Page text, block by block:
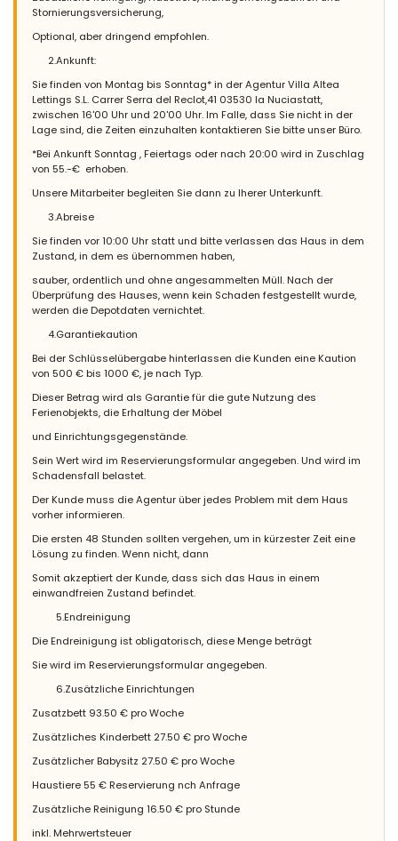
Aperturen, das Badezimmer ist etwas veraltet und das
Schaumbad hat nicht funktioniert
- 10,0
Familien mit älteren Kindern - August 2015 - Spanien :
(Originaltext)
mucha sensación de privacidad.
(Übersetzt von Google)
Das Haus ist wunderbar: sehr komfortabel und mit allem, was
Sie brauchen, ein großes Gefühl von Privatsphäre.
- 10,0
Familien mit kleinen Kindern - Juni 2015 - Belgien :
(Originaltext)
Finca Nora is super !!! Rustig gelegen, goed onderhouden, alles
aanwezig wat je nodig hebt tijdens je vakantie, helemaal
omheind zodat je alle privacy hebt, een groot zwembad, ... Geen
enkel minpunt bij deze villa.
Finca Nora is een super villa tegen een goede prijs !!! Goed
onderhouden en van alles voorzien wat je nodig hebt .
(Übersetzt von Google)
Finca Nora ist super!!! Ruhig gelegen, gepflegt, alles, was Sie
während Ihres Urlaubs brauchen, komplett eingezäunt, damit
dieser Villa gibt es überhaupt keine Mängel.
Finca Nora ist eine Supervilla zu einem guten Preis!!! Gut gepflegt
und mit allem ausgestattet was man braucht.
Stornierungsversicherung,
Optional, aber dringend empfohlen.
2.Ankunft:
Sie finden von Montag bis Sonntag* in der Agentur Villa Altea
Lettings S.L. Carrer Serra del Reclot,41 03530 la Nuciastatt,
zwischen 16'00 Uhr und 20'00 Uhr. Im Falle, dass Sie nicht in der
Lage sind, die Zeiten einzuhalten kontaktieren Sie bitte unser Büro.
*Bei Ankunft Sonntag , Feiertags oder nach 20:00 wird in Zuschlag
von 55.-€ erhoben.
Unsere Mitarbeiter begleiten Sie dann zu Iherer Unterkunft.
3.Abreise
Sie finden vor 10:00 Uhr statt und bitte verlassen das Haus in dem
Zustand, in dem es übernommen haben,
sauber, ordentlich und ohne angesammelten Müll. Nach der
Überprüfung des Hauses, wenn kein Schaden festgestellt wurde,
werden die Depotdaten vernichtet.
4.Garantiekaution
Bei der Schlüsselübergabe hinterlassen die Kunden eine Kaution
von 500 € bis 1000 €, je nach Typ.
Dieser Betrag wird als Garantie für die gute Nutzung des
Ferienobjekts, die Erhaltung der Möbel
und Einrichtungsgegenstände.
Sein Wert wird im Reservierungsformular angegeben. Und wird im
Schadensfall belastet.
Der Kunde muss die Agentur über jedes Problem mit dem Haus
vorher informieren.
Die ersten 48 Stunden sollten vergehen, um in kürzester Zeit eine
Lösung zu finden. Wenn nicht, dann
Somit akzeptiert der Kunde, dass sich das Haus in einem
einwandfreien Zustand befindet.
5.Endreinigung
Die Endreinigung ist obligatorisch, diese Menge beträgt
Sie wird im Reservierungsformular angegeben.
6.Zusätzliche Einrichtungen
Zusatzbett 93.50 € pro Woche
Zusätzliches Kinderbett 27.50 € pro Woche
Zusätzlicher Babysitz 27.50 € pro Woche
Haustiere 55 € Reservierung nch Anfrage
Zusätzliche Reinigung 16.50 € pro Stunde
inkl. Mehrwertsteuer